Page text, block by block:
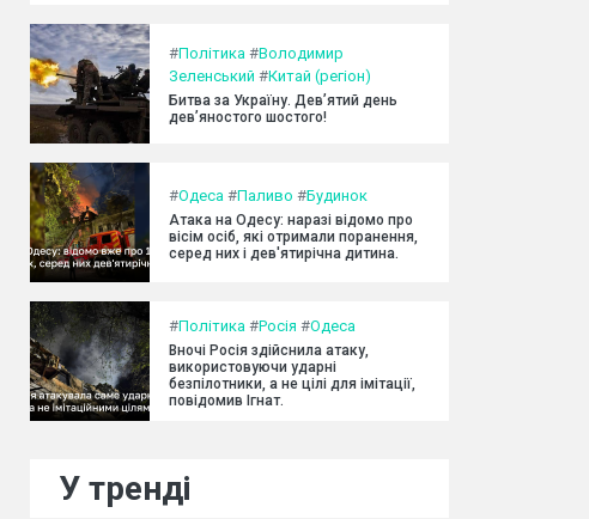
#Політика #Володимир
Зеленський #Китай (регіон)
Битва за Україну. Дев’ятий день
дев’яностого шостого!
#Одеса #Паливо #Будинок
Атака на Одесу: наразі відомо про
вісім осіб, які отримали поранення,
серед них і дев'ятирічна дитина.
#Політика #Росія #Одеса
Вночі Росія здійснила атаку,
використовуючи ударні
безпілотники, а не цілі для імітації,
повідомив Ігнат.
У тренді